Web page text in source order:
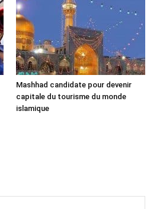
Mashhad candidate pour devenir
capitale du tourisme du monde
islamique